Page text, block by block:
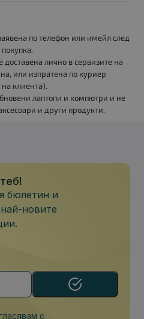
по телефон или имейл след
лично в сервизите на
или изпратена по куриер
клиента).
лаптопи и компютри и не
и други продукти.
бюлетин и
новите
с